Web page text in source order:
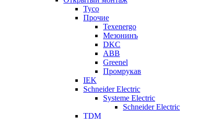
Tyco
Прочие
Texenergo
Мезонинъ
DKC
ABB
Greenel
Промрукав
IEK
Schneider Electric
Systeme Electric
Schneider Electric
TDM